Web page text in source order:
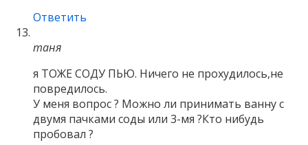
Ответить
таня
я ТОЖЕ СОДУ ПЬЮ. Ничего не прохудилось,не
повредилось.
У меня вопрос ? Можно ли принимать ванну с
двумя пачками соды или 3-мя ?Кто нибудь
пробовал ?